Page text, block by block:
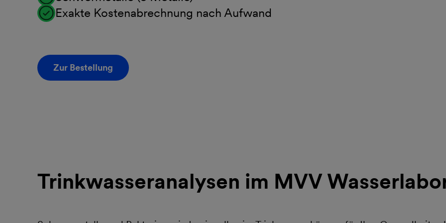
Exakte Kostenabrechnung nach Aufwand
Zur Bestellung
Trinkwasseranalysen im MVV